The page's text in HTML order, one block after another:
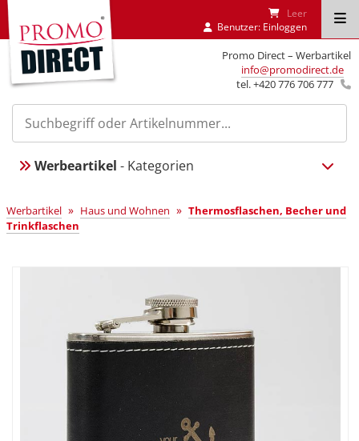
Promo Direct – Werbartikel
info@promodirect.de
tel. +420 776 706 777
Leer
Benutzer: Einloggen
Werbeartikel - Kategorien
Werbartikel » Haus und Wohnen » Thermosflaschen, Becher und
Trinkflaschen